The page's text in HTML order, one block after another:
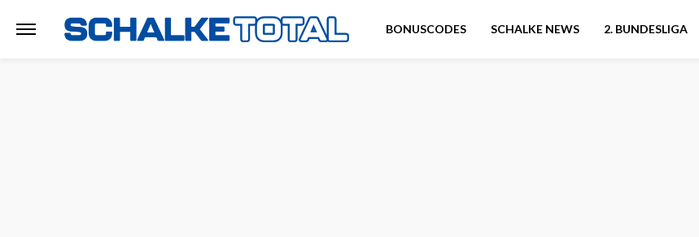
BONUSCODES SCHALKE NEWS 2. BUNDESLIGA